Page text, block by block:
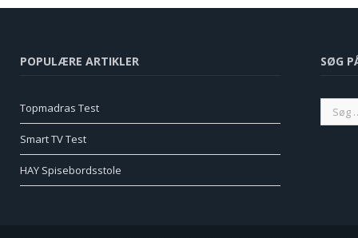
POPULÆRE ARTIKLER
Topmadras Test
Smart TV Test
HAY Spisebordsstole
SØG